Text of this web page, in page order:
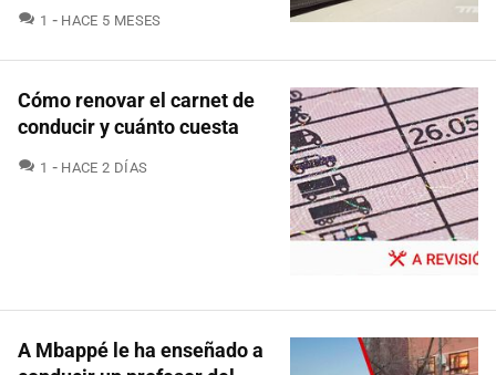
1 COMENTARIOS
HACE 5 MESES
Cómo renovar el carnet de
conducir y cuánto cuesta
1 COMENTARIOS
HACE 2 DÍAS
A Mbappé le ha enseñado a